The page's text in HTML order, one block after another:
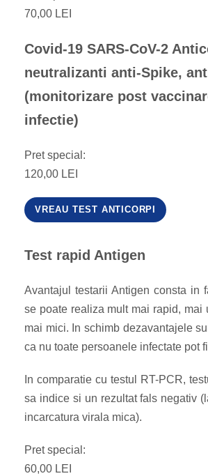
70,00 LEI
Covid-19 SARS-CoV-2
neutralizanti anti-Spike,
(monitorizare post
infectie)
Pret special:
120,00 LEI
VREAU TEST ANTICORPI
Test rapid Antigen
Avantajul testarii Antigen consta in
se poate realiza mult mai rapid, mai
mai mici. In schimb dezavantajele
ca nu toate persoanele infectate pot
In comparatie cu testul RT-PCR,
sa indice si un rezultat fals negativ
incarcatura virala mica).
Pret special:
60,00 LEI